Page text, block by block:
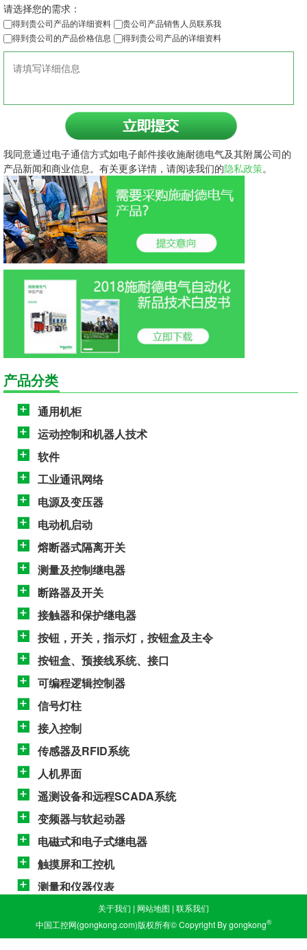
请选择您的需求 ：
得到贵公司产品的详细资料
贵公司产品销售人员联系我
得到贵公司的产品价格信息
得到贵公司产品的详细资料
我同意通过电子通信方式如电子邮件接收施耐德电气及其附属公司的
产品新闻和商业信息。有关更多详情，请阅读我们的隐私政策。
产品分类
通用机柜
运动控制和机器人技术
软件
工业通讯网络
电源及变压器
电动机启动
熔断器式隔离开关
测量及控制继电器
断路器及开关
接触器和保护继电器
按钮，开关，指示灯，按钮盒及主令
按钮盒、预接线系统、接口
可编程逻辑控制器
信号灯柱
接入控制
传感器及RFID系统
人机界面
遥测设备和远程SCADA系统
变频器与软起动器
电磁式和电子式继电器
触摸屏和工控机
测量和仪器仪表
关于我们 | 网站地图 | 联系我们
中国工控网(gongkong.com)版权所有© Copyright By gongkong®